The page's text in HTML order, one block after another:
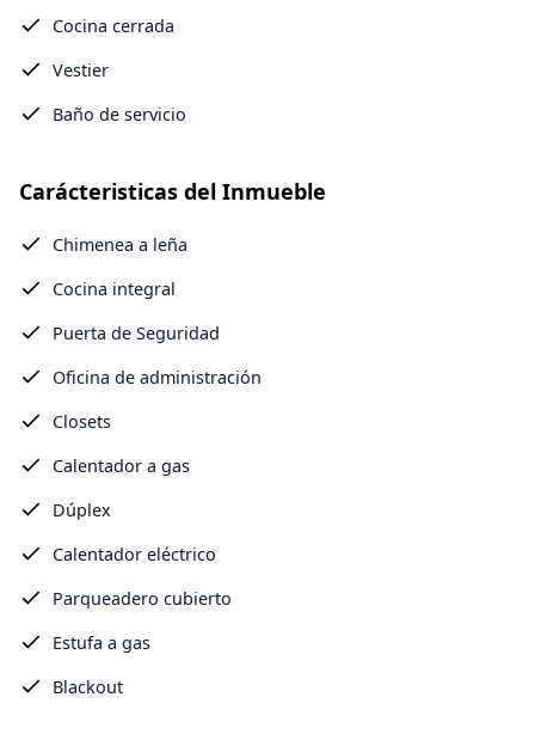
Cocina cerrada
Vestier
Baño de servicio
Carácteristicas del Inmueble
Chimenea a leña
Cocina integral
Puerta de Seguridad
Oficina de administración
Closets
Calentador a gas
Dúplex
Calentador eléctrico
Parqueadero cubierto
Estufa a gas
Blackout